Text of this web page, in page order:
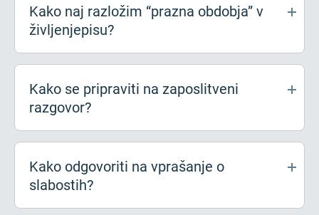
Kako naj razložim “prazna obdobja” v
življenjepisu?
Kako se pripraviti na zaposlitveni
razgovor?
Kako odgovoriti na vprašanje o
slabostih?